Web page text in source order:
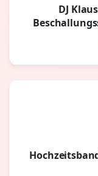
DJ